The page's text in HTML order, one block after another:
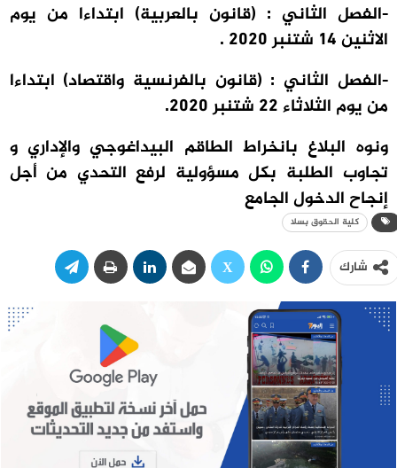
-الفصل الثاني : (قانون بالعربية) ابتداءا من يوم
الاثنين 14 شتنبر 2020
.
-الفصل الثاني : (قانون بالفرنسية واقتصاد) ابتداءا
من يوم الثلاثاء 22 شتنبر 2020.
ونوه البلاغ بانخراط الطاقم البيداغوجي والإداري و
تجاوب الطلبة بكل مسؤولية لرفع التحدي من أجل
إنجاح الدخول الجامع
كلية الحقوق بسلا
شارك